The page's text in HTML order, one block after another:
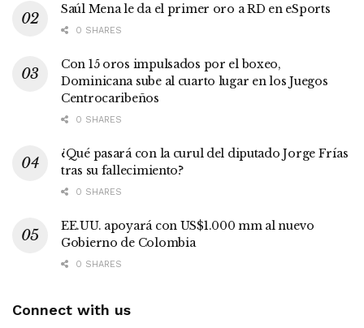
Saúl Mena le da el primer oro a RD en eSports
0 SHARES
Con 15 oros impulsados por el boxeo,
Dominicana sube al cuarto lugar en los Juegos
Centrocaribeños
0 SHARES
¿Qué pasará con la curul del diputado Jorge Frías
tras su fallecimiento?
0 SHARES
EE.UU. apoyará con US$1.000 mm al nuevo
Gobierno de Colombia
0 SHARES
Connect with us